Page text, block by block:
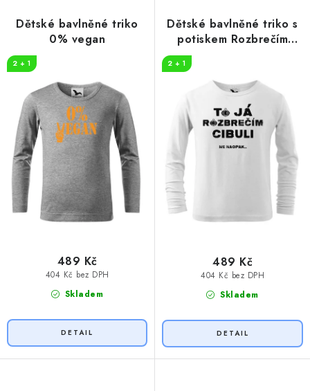
d
ů
o
ů
Dětské bavlněné triko
0% vegan
2 + 1
Skladem
404 Kč bez DPH
489 Kč
Dětské bavlněné triko s
potiskem Rozbrečím
2 + 1
Skladem
404 Kč bez DPH
489 Kč